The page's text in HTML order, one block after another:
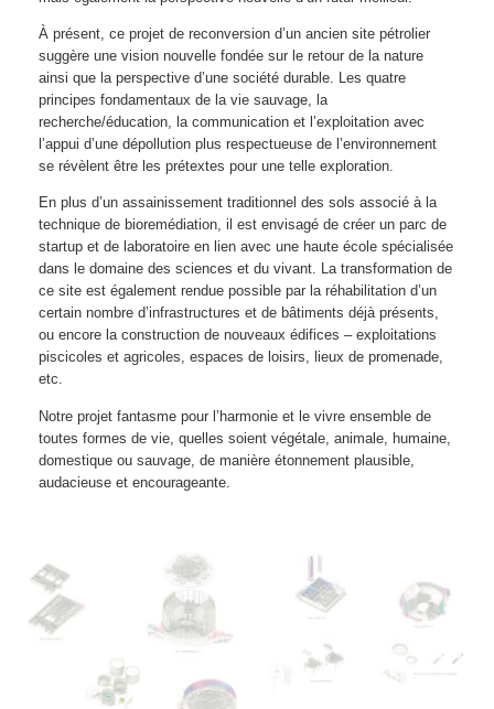
À présent, ce projet de reconversion d’un ancien site pétrolier
suggère une vision nouvelle fondée sur le retour de la nature
ainsi que la perspective d’une société durable. Les quatre
principes fondamentaux de la vie sauvage, la
recherche/éducation, la communication et l’exploitation avec
l’appui d’une dépollution plus respectueuse de l’environnement
se révèlent être les prétextes pour une telle exploration.
En plus d’un assainissement traditionnel des sols associé à la
technique de bioremédiation, il est envisagé de créer un parc de
startup et de laboratoire en lien avec une haute école spécialisée
dans le domaine des sciences et du vivant. La transformation de
ce site est également rendue possible par la réhabilitation d’un
certain nombre d’infrastructures et de bâtiments déjà présents,
ou encore la construction de nouveaux édifices – exploitations
piscicoles et agricoles, espaces de loisirs, lieux de promenade,
etc.
Notre projet fantasme pour l’harmonie et le vivre ensemble de
toutes formes de vie, quelles soient végétale, animale, humaine,
domestique ou sauvage, de manière étonnement plausible,
audacieuse et encourageante.